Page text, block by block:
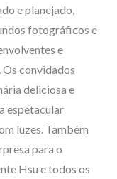
e planejado,
fotográficos e
e
Os convidados
deliciosa e
espetacular
luzes. Também
para o
Hsu e todos os